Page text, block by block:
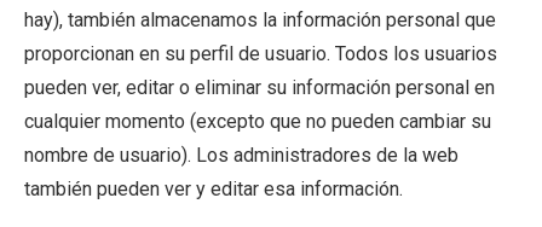
hay), también almacenamos la información personal que
proporcionan en su perfil de usuario. Todos los usuarios
pueden ver, editar o eliminar su información personal en
cualquier momento (excepto que no pueden cambiar su
nombre de usuario). Los administradores de la web
también pueden ver y editar esa información.